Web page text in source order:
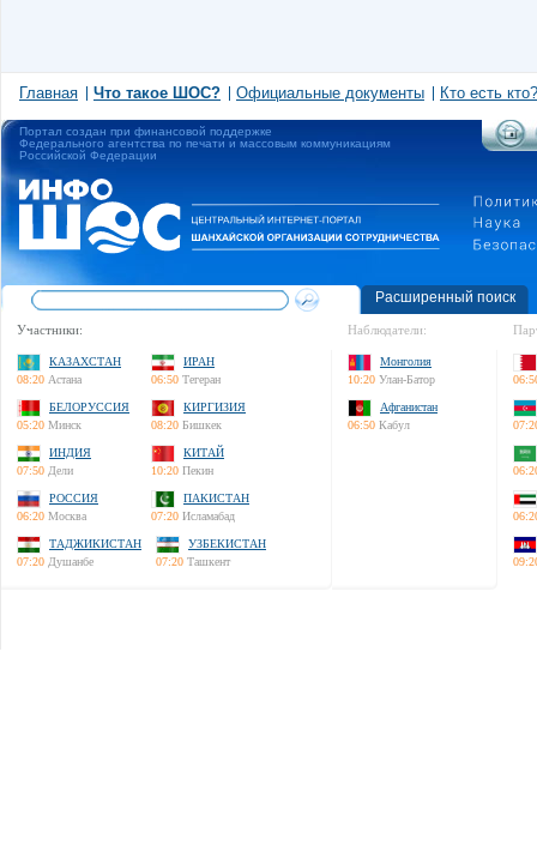
Главная Что такое ШОС? Официальные документы Кто есть кто?
Портал создан при финансовой поддержке
Федерального агентства по печати и массовым коммуникациям
Российской Федерации
Расширенный поиск
Участники:
КАЗАХСТАН
08:20 Астана
ИРАН
06:50 Тегеран
БЕЛОРУССИЯ
05:20 Минск
КИРГИЗИЯ
08:20 Бишкек
ИНДИЯ
07:50 Дели
КИТАЙ
10:20 Пекин
РОССИЯ
06:20 Москва
ПАКИСТАН
07:20 Исламабад
ТАДЖИКИСТАН
07:20 Душанбе
УЗБЕКИСТАН
07:20 Ташкент
Наблюдатели:
Монголия
10:20 Улан-Батор
Афганистан
06:50 Кабул